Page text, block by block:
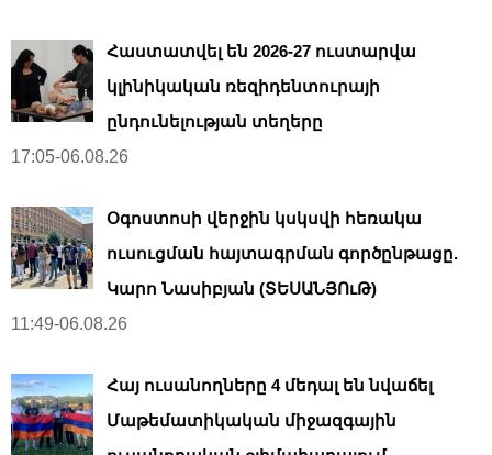
Հաստատվել են 2026-27 ուստարվա
կլինիկական ռեզիդենտուրայի
ընդունելության տեղերը
17:05-06.08.26
Օգոստոսի վերջին կսկսվի հեռակա
ուսուցման հայտագրման գործընթացը.
Կարո Նասիբյան (ՏԵՍԱՆՅՈւԹ)
11:49-06.08.26
Հայ ուսանողները 4 մեդալ են նվաճել
Մաթեմատիկական միջազգային